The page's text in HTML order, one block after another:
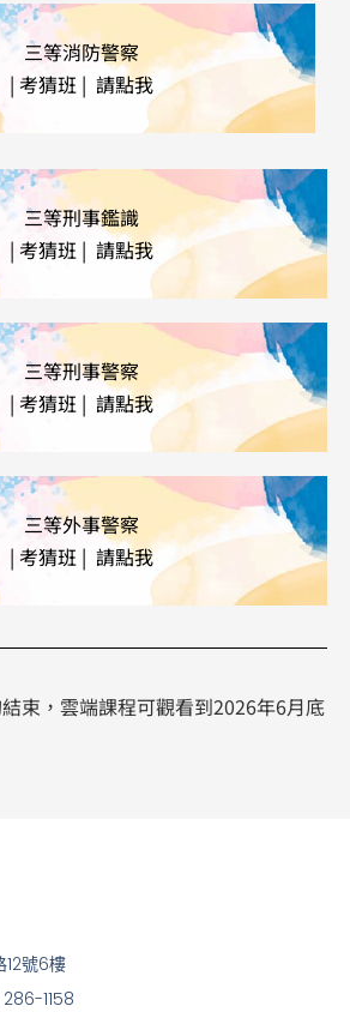
三等消防警察
| 考猜班 | 請點我
三等刑事鑑識
| 考猜班 | 請點我
三等刑事警察
| 考猜班 | 請點我
三等外事警察
| 考猜班 | 請點我
束，雲端課程可觀看到2026年6月底
12號6樓
1158